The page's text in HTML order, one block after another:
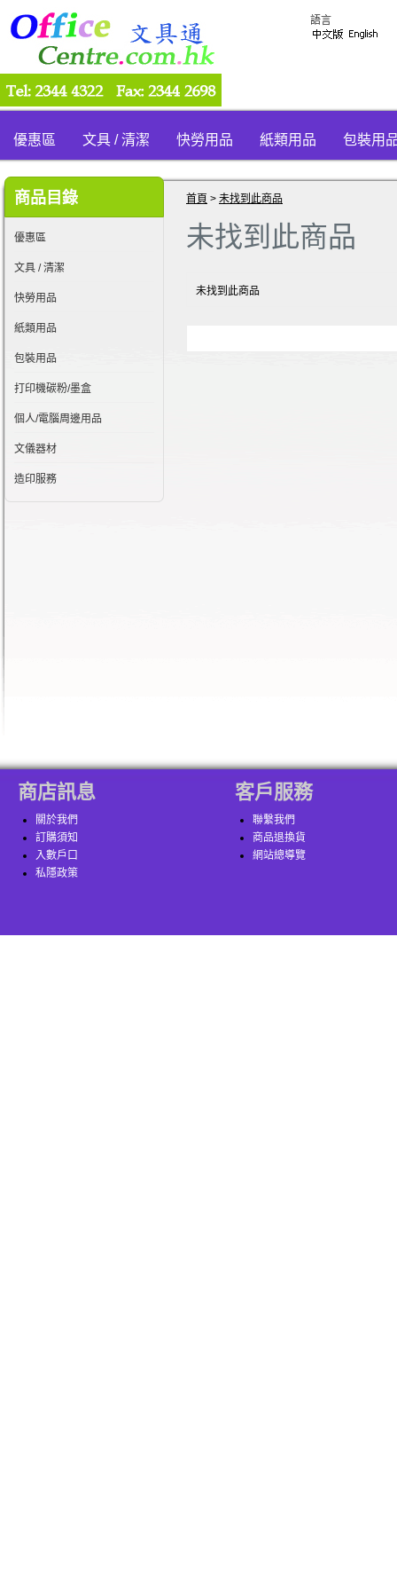
語言
優惠區 文具 / 清潔 快勞用品 紙類用品 包裝用
商品目錄
優惠區
文具 / 清潔
快勞用品
紙類用品
包裝用品
打印機碳粉/墨盒
個人/電腦周邊用品
文儀器材
造印服務
首頁 > 未找到此商品
未找到此商品
未找到此商品
商店訊息
關於我們
訂購須知
入數戶口
私隱政策
客戶服務
聯繫我們
商品退換貨
網站總導覽